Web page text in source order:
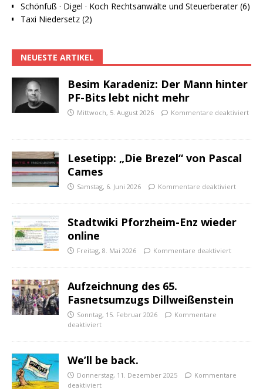
Schönfuß · Digel · Koch Rechtsanwälte und Steuerberater (6)
Taxi Niedersetz (2)
NEUESTE ARTIKEL
Besim Karadeniz: Der Mann hinter
PF-Bits lebt nicht mehr
Mittwoch, 5. August 2026 Kommentare deaktiviert
Lesetipp: „Die Brezel“ von Pascal
Cames
Samstag, 6. Juni 2026 Kommentare deaktiviert
Stadtwiki Pforzheim-Enz wieder
online
Freitag, 8. Mai 2026 Kommentare deaktiviert
Aufzeichnung des 65.
Fasnetsumzugs Dillweißenstein
Sonntag, 15. Februar 2026
Kommentare
deaktiviert
We’ll be back.
Donnerstag, 11. Dezember 2025
Kommentare
deaktiviert